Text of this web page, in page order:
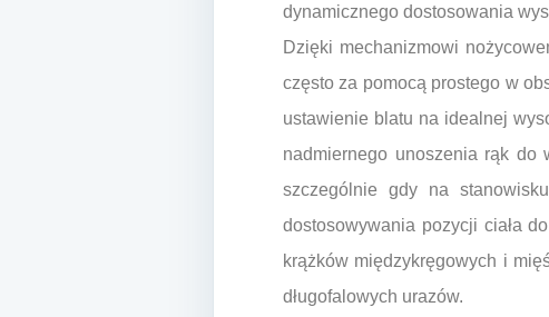
dynamicznego dostosowania
Dzięki mechanizmowi
często za pomocą prostego w
ustawienie blatu na idealnej
nadmiernego unoszenia rąk do
szczególnie gdy na
dostosowywania pozycji ciała
krążków międzykręgowych i
długofalowych urazów.